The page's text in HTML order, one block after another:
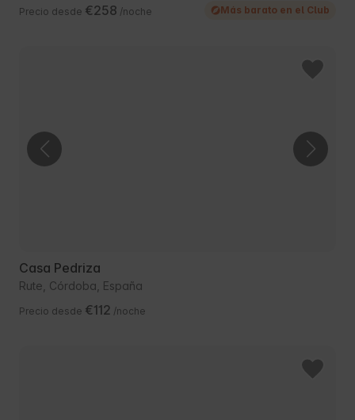
Precio desde €258 /noche Más barato en el Club
Casa Pedriza
Rute, Córdoba, España
Precio desde €112 /noche